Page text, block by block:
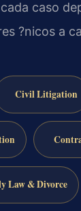
caso
?nicos a
Civil Litigation
Law & Divorce